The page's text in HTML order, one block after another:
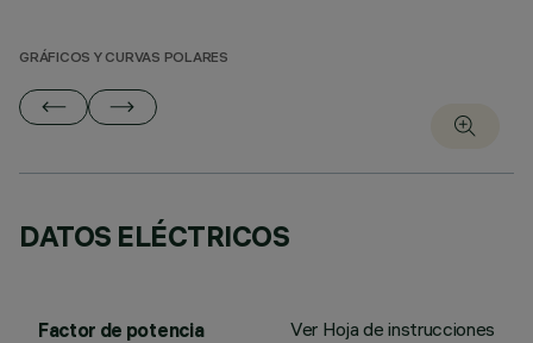
GRÁFICOS Y CURVAS POLARES
DATOS ELÉCTRICOS
Factor de potencia Ver Hoja de instrucciones